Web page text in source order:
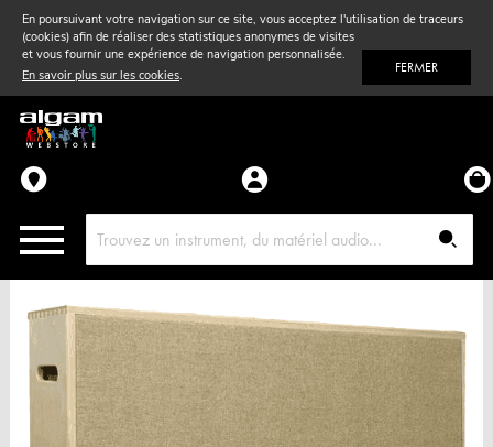
En poursuivant votre navigation sur ce site, vous acceptez l'utilisation de traceurs
(cookies) afin de réaliser des statistiques anonymes de visites
et vous fournir une expérience de navigation personnalisée.
En savoir plus sur les cookies. FERMER
Vent& Violon
Accessoires
Pièces détachées